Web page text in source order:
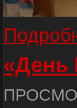
«День